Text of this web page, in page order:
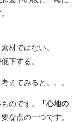
材ではない。
下する。
えてみると。。。
のです。
「心地の
な点の一つです。